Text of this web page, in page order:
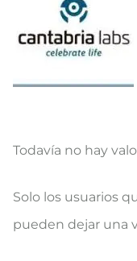
V
a
Todavía no hay
Solo los usuarios
pueden dejar una